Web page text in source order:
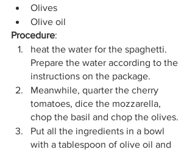
Olives
Olive oil
Procedure:
heat the water for the spaghetti.
Prepare the water according to the
instructions on the package.
Meanwhile, quarter the cherry
tomatoes, dice the mozzarella,
chop the basil and chop the olives.
Put all the ingredients in a bowl
with a tablespoon of olive oil and